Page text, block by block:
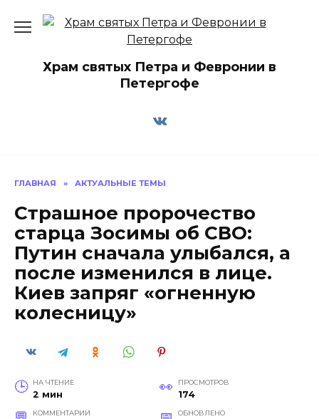
Храм святых Петра и Февронии в
Петергофе
ГЛАВНАЯ » АКТУАЛЬНЫЕ ТЕМЫ
Страшное пророчество
старца Зосимы об СВО:
Путин сначала улыбался, а
после изменился в лице.
Киев запряг «огненную
колесницу»
НА ЧТЕНИЕ
2 мин
ПРОСМОТРОВ
174
КОММЕНТАРИИ ОБНОВЛЕНО